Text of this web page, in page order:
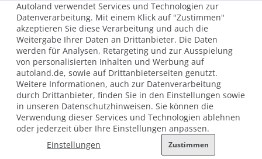
© 2026 AUTOLAND 24 SE & Co. Betriebs KG
Werner-von-Siemens-Str. 2, 06796 Brehna, Deutschland
Beschwerde nach LkSG
Grundsatzerklärung zum LkSG
Autoland verwendet Services und Technologien zur
Datenverarbeitung. Mit einem Klick auf "Zustimmen"
akzeptieren Sie diese Verarbeitung und auch die
Weitergabe Ihrer Daten an Drittanbieter. Die Daten
werden für Analysen, Retargeting und zur Ausspielung
von personalisierten Inhalten und Werbung auf
autoland.de, sowie auf Drittanbieterseiten genutzt.
Weitere Informationen, auch zur Datenverarbeitung
durch Drittanbieter, finden Sie in den Einstellungen sowie
in unseren Datenschutzhinweisen. Sie können die
Verwendung dieser Services und Technologien ablehnen
oder jederzeit über Ihre Einstellungen anpassen.
Einstellungen
Zustimmen